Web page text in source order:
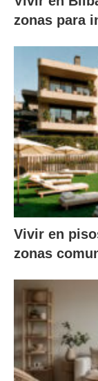
zonas para
Vivir en
zonas